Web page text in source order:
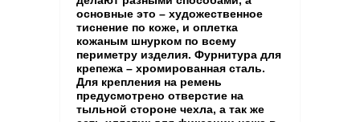
основные это – художественное
тиснение по коже, и оплетка
кожаным шнурком по всему
периметру изделия. Фурнитура для
крепежа – хромированная сталь.
Для крепления на ремень
предусмотрено отверстие на
тыльной стороне чехла, а так же